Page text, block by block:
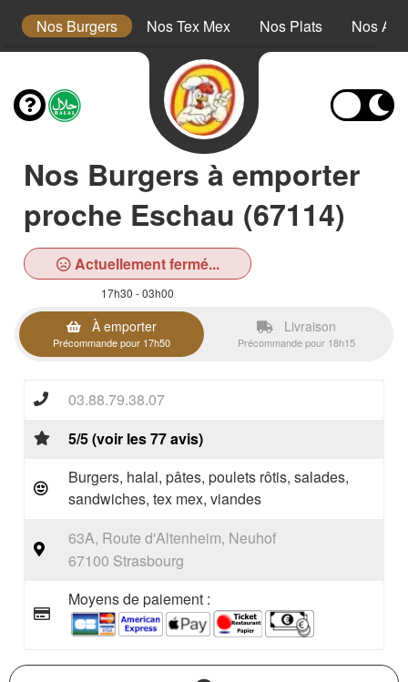
Nos Burgers Nos Tex Mex Nos Plats Nos
Nos Burgers à emporter
proche Eschau (67114)
Actuellement fermé...
17h30 - 03h00
À emporter
Précommande pour 17h50
Livraison
Précommande pour 18h15
03.88.79.38.07
5/5 (voir les 77 avis)
Burgers, halal, pâtes, poulets rôtis, salades,
sandwiches, tex mex, viandes
63A, Route d'Altenheim, Neuhof
67100 Strasbourg
Moyens de paiement :